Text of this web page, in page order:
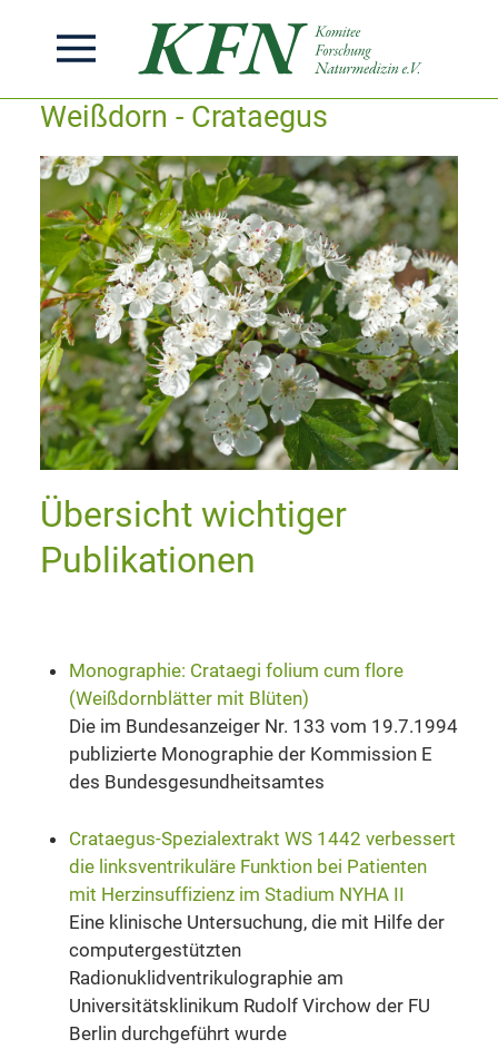
Weißdorn - Crataegus
Übersicht wichtiger
Publikationen
Monographie: Crataegi folium cum flore
(Weißdornblätter mit Blüten)
Die im Bundesanzeiger Nr. 133 vom 19.7.1994
publizierte Monographie der Kommission E
des Bundesgesundheitsamtes
Crataegus-Spezialextrakt WS 1442 verbessert
die linksventrikuläre Funktion bei Patienten
mit Herzinsuffizienz im Stadium NYHA II
Eine klinische Untersuchung, die mit Hilfe der
computergestützten
Radionuklidventrikulographie am
Universitätsklinikum Rudolf Virchow der FU
Berlin durchgeführt wurde